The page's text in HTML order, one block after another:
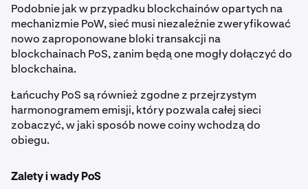
Podobnie jak w przypadku blockchainów opartych na
mechanizmie PoW, sieć musi niezależnie zweryfikować
nowo zaproponowane bloki transakcji na
blockchainach PoS, zanim będą one mogły dołączyć do
blockchaina.
Łańcuchy PoS są również zgodne z przejrzystym
harmonogramem emisji, który pozwala całej sieci
zobaczyć, w jaki sposób nowe coiny wchodzą do
obiegu.
Zalety i wady PoS